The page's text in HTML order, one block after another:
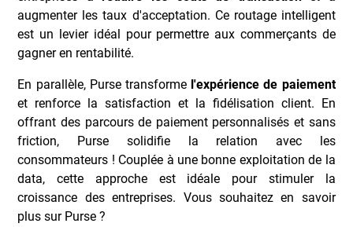
augmenter les taux d'acceptation. Ce routage intelligent
est un levier idéal pour permettre aux commerçants de
gagner en rentabilité.
En parallèle, Purse transforme l'expérience de paiement
et renforce la satisfaction et la fidélisation client. En
offrant des parcours de paiement personnalisés et sans
friction, Purse solidifie la relation avec les
consommateurs ! Couplée à une bonne exploitation de la
data, cette approche est idéale pour stimuler la
croissance des entreprises. Vous souhaitez en savoir
plus sur Purse ?